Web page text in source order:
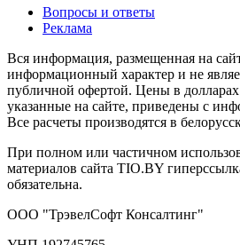
Вопросы и ответы
Реклама
Вся информация, размещенная на
информационный характер и не
публичной офертой. Цены в
указанные на сайте, приведены с
Все расчеты производятся в
При полном или частичном
материалов сайта TIO.BY
обязательна.
ООО "ТрэвелСофт Консалтинг"